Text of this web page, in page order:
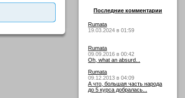
Последние комментарии
Rumata
19.03.2024 в 01:59
Rumata
09.09.2016 в 00:42
Oh, what an absurd...
Rumata
09.12.2013 в 04:09
А что, большая часть народа
до 5 курса добралась...